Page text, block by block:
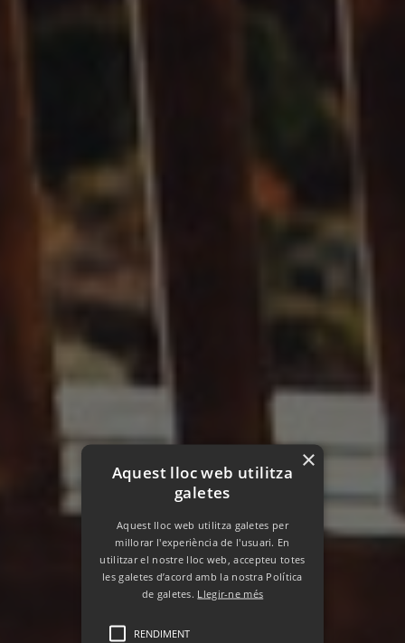
×
Aquest lloc web utilitza
galetes
Aquest lloc web utilitza galetes per
millorar l'experiència de l'usuari. En
utilitzar el nostre lloc web, accepteu totes
les galetes d’acord amb la nostra Política
de galetes. Llegir-ne més
RENDIMENT